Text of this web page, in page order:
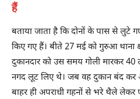
हैं
बताया जाता है कि दोनों के पास से लुटे
किए गए हैं। बीते 27 मई को गुरुआ
दुकानदार को उस समय गोली मारकर
नगद लूट लिए थे। जब वह दुकान बंद कर
बाहर ही अपराधी गहनों से भरे थैले